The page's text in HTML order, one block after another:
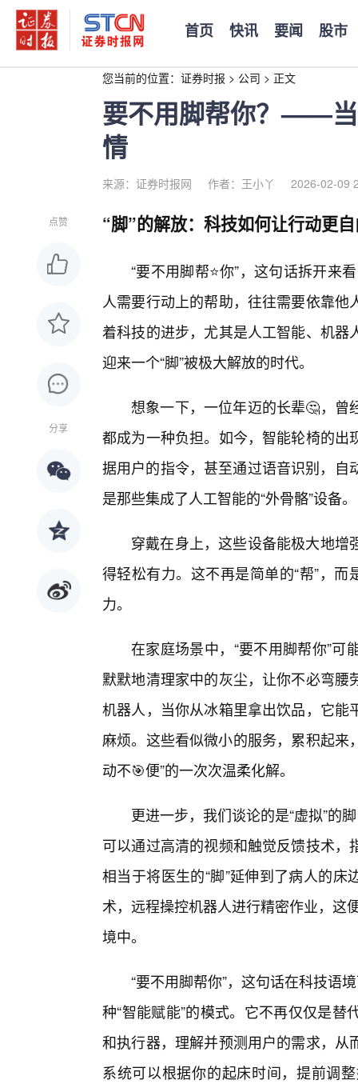
首页 快讯 要闻 股市
您当前的位置： 证券时报 > 公司 > 正文
要不用脚帮你？——
情
来源：证券时报网 作者：王小丫 2026-02-09
点赞
分享
“脚”的解放：科技如何让行动更
“要不用脚帮⭐你”，这句话拆开来
人需要行动上的帮助，往往需要依靠
着科技的进步，尤其是人工智能、机
迎来一个“脚”被极大解放的时代。
想象一下，一位年迈的长辈🤔，曾
都成为一种负担。如今，智能轮椅的
据用户的指令，甚至通过语音识别，
是那些集成了人工智能的“外骨骼”设备。
穿戴在身上，这些设备能极大地
得轻松有力。这不再是简单的“帮”，
力。
在家庭场景中，“要不用脚帮你”
默默地清理家中的灰尘，让你不必弯
机器人，当你从冰箱里拿出饮品，它
麻烦。这些看似微小的服务，累积起来
动不🎯便”的一次次温柔化解。
更进一步，我们谈论的是“虚拟”的
可以通过高清的视频和触觉反馈技术
相当于将医生的“脚”延伸到了病人的
术，远程操控机器人进行精密作业，这
境中。
“要不用脚帮你”，这句话在科技语
种“智能赋能”的模式。它不再仅仅是
和执行器，理解并预测用户的需求，
系统可以根据你的起床时间，提前调